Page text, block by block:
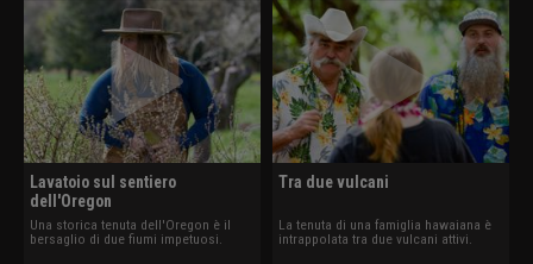
Lavatoio sul sentiero
dell'Oregon
Una storica tenuta dell'Oregon è il
bersaglio di due fiumi impetuosi.
Tra due vulcani
La tenuta di una famiglia hawaiana è
intrappolata tra due vulcani attivi.